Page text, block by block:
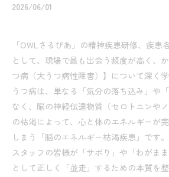
2026/06/01
「OWLさるびあ」の精神疾患研修、疾患
として、現場で最も出会う頻度が高く、
つ病（大うつ病性障害）】について深く
うつ病は、単なる「気分の落ち込み」や
なく、脳の神経伝達物質（セロトニンや
の枯渇によって、心と体のエネルギーが
しまう「脳のエネルギー枯渇疾患」です。
スタッフの皆様が「サボり」や「わがま
として正しく「並走」するための本質を整